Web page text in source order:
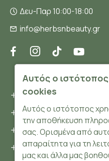
Δευ-Παρ 10:00-18:00
info@herbsnbeauty.gr
Όροι και συνθήκες
Προσωπικά δεδομένα
Ασφάλεια
Τρόποι Πληρωμής
Αυτός ο ιστότοπος
cookies
Αυτός ο ιστότοπος
την αποθήκευση
σας. Ορισμένα από
απαραίτητα για τη
μας και άλλα μας